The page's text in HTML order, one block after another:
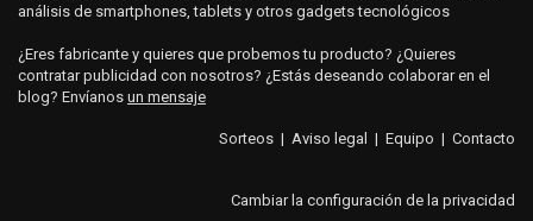
análisis de smartphones, tablets y otros gadgets tecnológicos
¿Eres fabricante y quieres que probemos tu producto? ¿Quieres
contratar publicidad con nosotros? ¿Estás deseando colaborar en el
blog? Envíanos un mensaje
Sorteos | Aviso legal | Equipo | Contacto
Cambiar la configuración de la privacidad